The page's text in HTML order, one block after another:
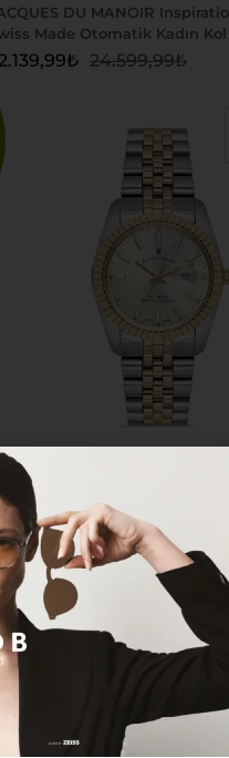
DU MANOIR
Made Otomatik Kadın Kol
24.599,99₺
₺
DU MANOİR
DU MANOIR
Made Otomatik Kadın Kol
₺
₺